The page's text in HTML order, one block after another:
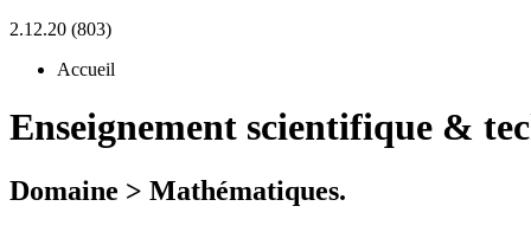
2.12.20 (803)
Accueil
Enseignement scientifique &
Domaine > Mathématiques.